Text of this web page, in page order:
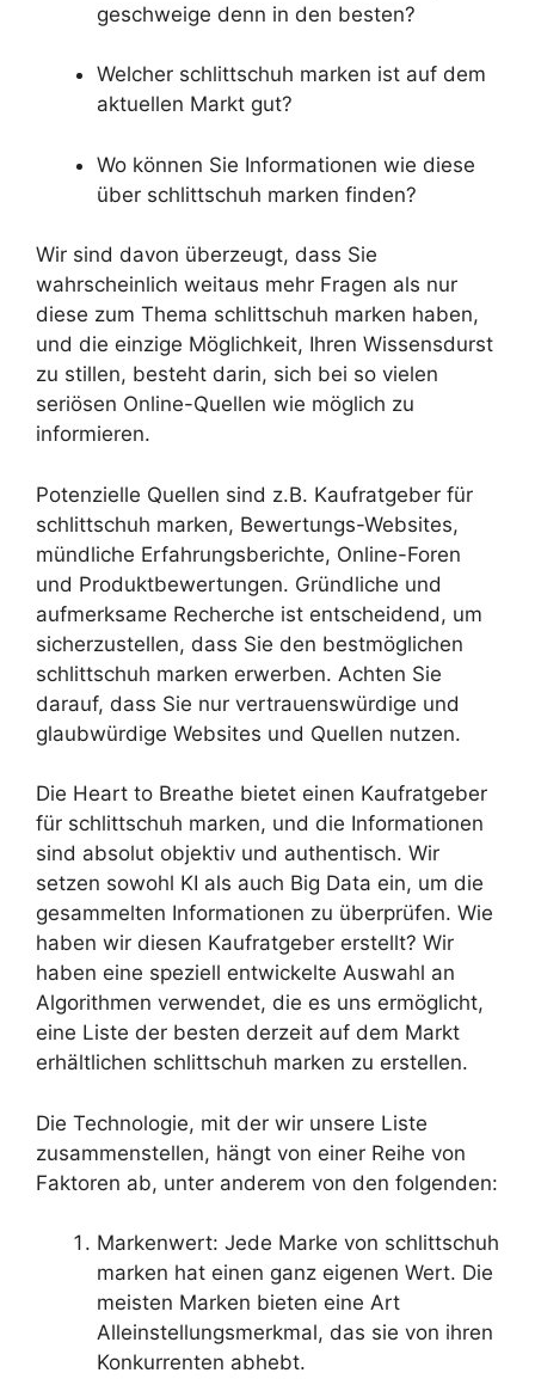
geschweige denn in den besten?
Welcher schlittschuh marken ist auf dem
aktuellen Markt gut?
Wo können Sie Informationen wie diese
über schlittschuh marken finden?
Wir sind davon überzeugt, dass Sie
wahrscheinlich weitaus mehr Fragen als nur
diese zum Thema schlittschuh marken haben,
und die einzige Möglichkeit, Ihren Wissensdurst
zu stillen, besteht darin, sich bei so vielen
seriösen Online-Quellen wie möglich zu
informieren.
Potenzielle Quellen sind z.B. Kaufratgeber für
schlittschuh marken, Bewertungs-Websites,
mündliche Erfahrungsberichte, Online-Foren
und Produktbewertungen. Gründliche und
aufmerksame Recherche ist entscheidend, um
sicherzustellen, dass Sie den bestmöglichen
schlittschuh marken erwerben. Achten Sie
darauf, dass Sie nur vertrauenswürdige und
glaubwürdige Websites und Quellen nutzen.
Die Heart to Breathe bietet einen Kaufratgeber
für schlittschuh marken, und die Informationen
sind absolut objektiv und authentisch. Wir
setzen sowohl KI als auch Big Data ein, um die
gesammelten Informationen zu überprüfen. Wie
haben wir diesen Kaufratgeber erstellt? Wir
haben eine speziell entwickelte Auswahl an
Algorithmen verwendet, die es uns ermöglicht,
eine Liste der besten derzeit auf dem Markt
erhältlichen schlittschuh marken zu erstellen.
Die Technologie, mit der wir unsere Liste
zusammenstellen, hängt von einer Reihe von
Faktoren ab, unter anderem von den folgenden:
Markenwert: Jede Marke von schlittschuh
marken hat einen ganz eigenen Wert. Die
meisten Marken bieten eine Art
Alleinstellungsmerkmal, das sie von ihren
Konkurrenten abhebt.